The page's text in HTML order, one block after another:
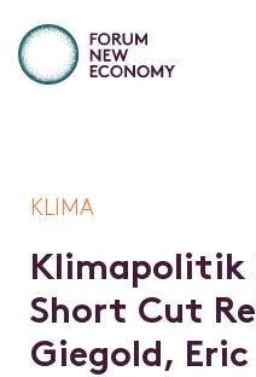
KLIMA
Klimapolitik
Short Cut Re
Giegold, Eric